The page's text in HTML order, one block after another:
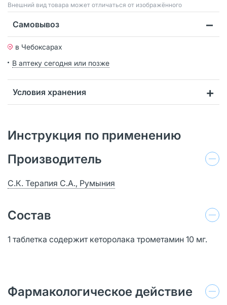
Bнешний вид товара может отличаться от изображённого
Самовывоз
в Чебоксарах
В аптеку сегодня или позже
Условия хранения
Инструкция по применению
Производитель
C.К. Терапия С.А., Румыния
Состав
1 таблетка содержит кеторолака трометамин 10 мг.
Фармакологическое действие